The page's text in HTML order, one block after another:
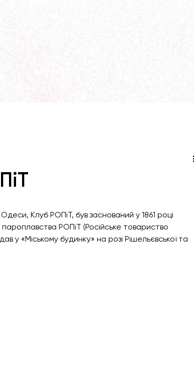
Клуб РОПіТ, був заснований у 1861 році
РОПіТ (Російське товариство
у «Міському будинку» на розі Рішельєвської та